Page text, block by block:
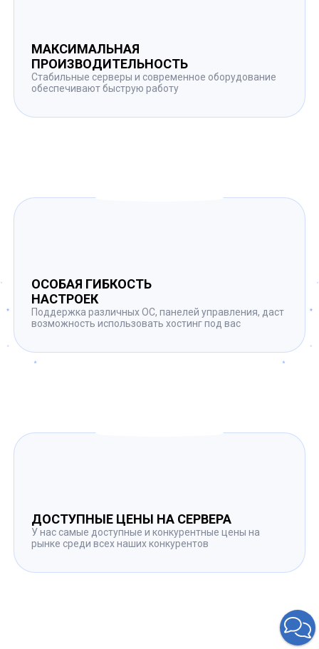
МАКСИМАЛЬНАЯ
ПРОИЗВОДИТЕЛЬНОСТЬ
Стабильные серверы и современное оборудование
обеспечивают быструю работу
ОСОБАЯ ГИБКОСТЬ
НАСТРОЕК
Поддержка различных ОС, панелей управления, даст
возможность использовать хостинг под вас
ДОСТУПНЫЕ ЦЕНЫ НА СЕРВЕРА
У нас самые доступные и конкурентные цены на
рынке среди всех наших конкурентов